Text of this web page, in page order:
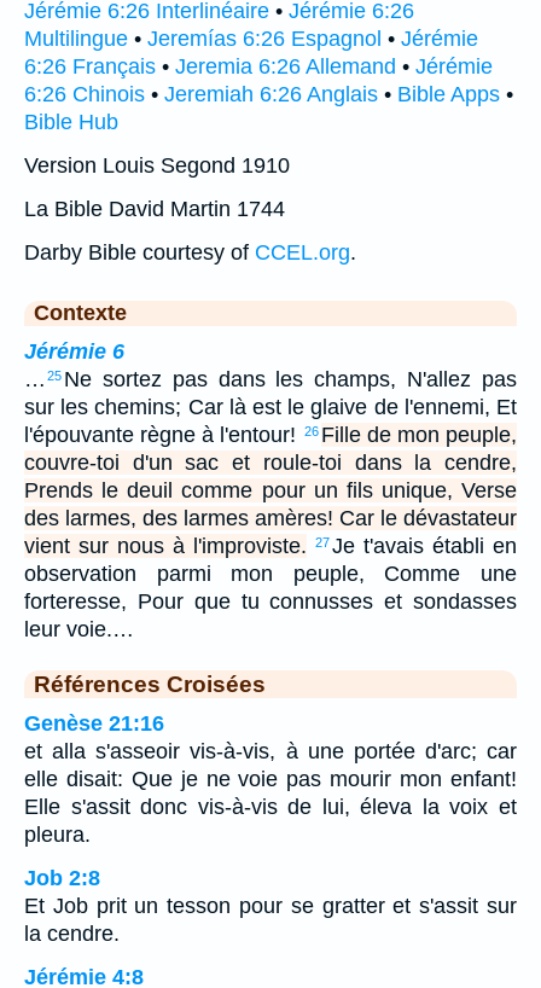
Jérémie 6:26 Interlinéaire • Jérémie 6:26
Multilingue • Jeremías 6:26 Espagnol • Jérémie
6:26 Français • Jeremia 6:26 Allemand • Jérémie
6:26 Chinois • Jeremiah 6:26 Anglais • Bible Apps •
Bible Hub
Version Louis Segond 1910
La Bible David Martin 1744
Darby Bible courtesy of CCEL.org.
Contexte
Jérémie 6
… 25 Ne sortez pas dans les champs, N'allez pas
sur les chemins; Car là est le glaive de l'ennemi, Et
l'épouvante règne à l'entour!
26 Fille de mon peuple,
couvre-toi d'un sac et roule-toi dans la cendre,
Prends le deuil comme pour un fils unique, Verse
des larmes, des larmes amères! Car le dévastateur
vient sur nous à l'improviste.
27Je t'avais établi en
observation parmi mon peuple, Comme une
forteresse, Pour que tu connusses et sondasses
leur voie.…
Références Croisées
Genèse 21:16
et alla s'asseoir vis-à-vis, à une portée d'arc; car
elle disait: Que je ne voie pas mourir mon enfant!
Elle s'assit donc vis-à-vis de lui, éleva la voix et
pleura.
Job 2:8
Et Job prit un tesson pour se gratter et s'assit sur
la cendre.
Jérémie 4:8